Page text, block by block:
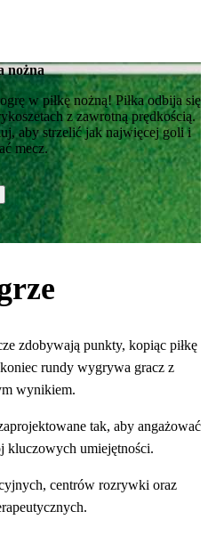
nożna
w piłkę nożną! Piłka odbija się
z zawrotną prędkością.
aby strzelić jak najwięcej goli i
mecz.
zdobywają punkty, kopiąc piłkę
rundy wygrywa gracz z
wynikiem.
tak, aby angażować
kluczowych umiejętności.
centrów rozrywki oraz